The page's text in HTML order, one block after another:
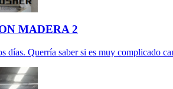
MADERA 2
Querría saber si es muy complicado